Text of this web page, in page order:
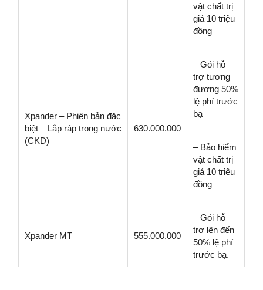
vật chất trị
giá 10 triệu
đồng
Xpander – Phiên bản đặc
biệt – Lắp ráp trong nước
(CKD)
630.000.000
– Gói hỗ
trợ tương
đương 50%
lệ phí trước
bạ
– Bảo hiểm
vật chất trị
giá 10 triệu
đồng
Xpander MT 555.000.000
– Gói hỗ
trợ lên đến
50% lệ phí
trước bạ.